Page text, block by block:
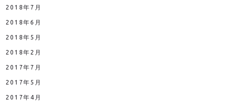
2018年7月
2018年6月
2018年5月
2018年2月
2017年7月
2017年5月
2017年4月